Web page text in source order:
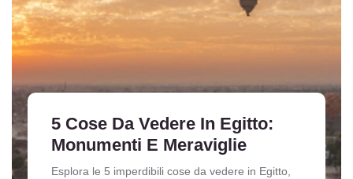
5 Cose Da Vedere In Egitto:
Monumenti E Meraviglie
Esplora le 5 imperdibili cose da vedere in Egitto,